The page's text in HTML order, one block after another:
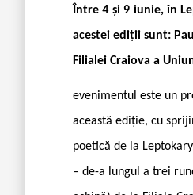
Între 4 și 9 iunie, în
acestei ediții sunt:
Filialei Craiova a
evenimentul este un
această ediție, cu
poetică de la
– de-a lungul a trei